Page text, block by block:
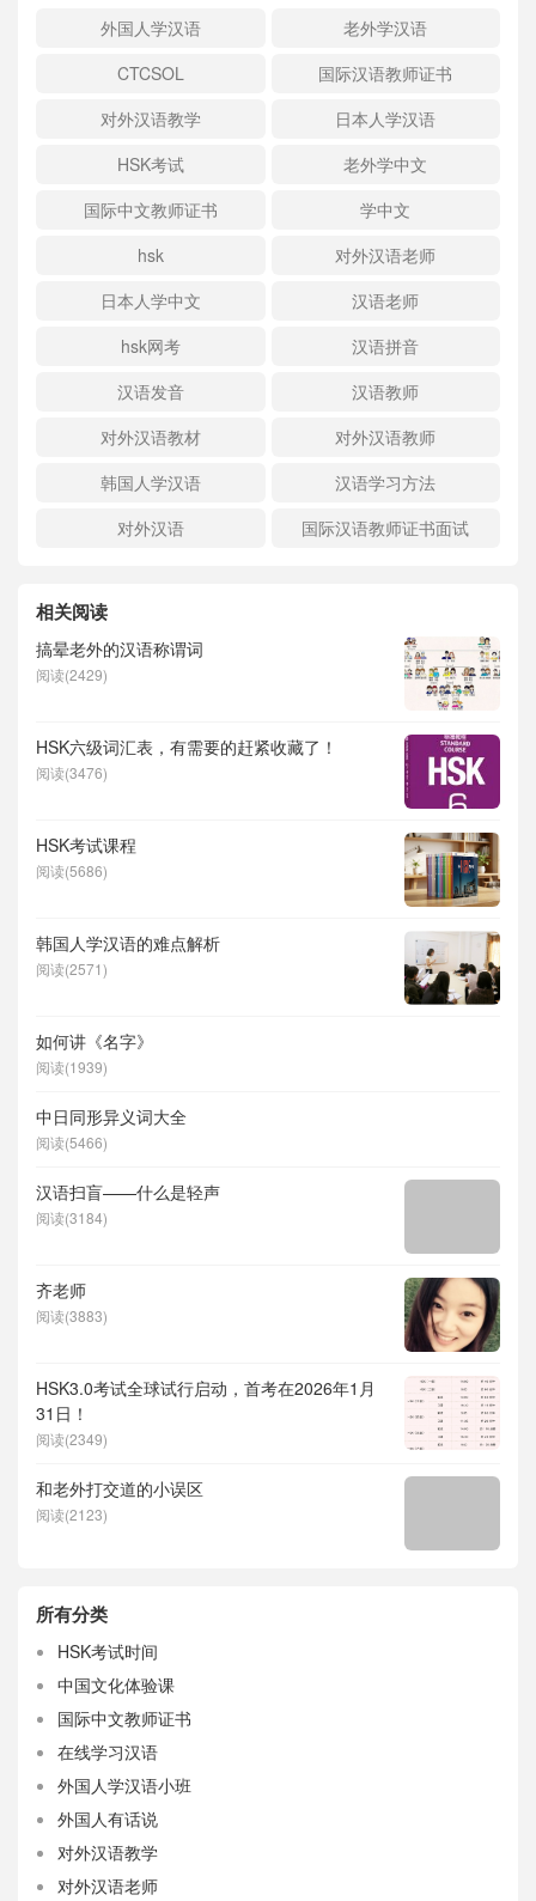
外国人学汉语
老外学汉语
CTCSOL
国际汉语教师证书
对外汉语教学
日本人学汉语
HSK考试
老外学中文
国际中文教师证书
学中文
hsk
对外汉语老师
日本人学中文
汉语老师
hsk网考
汉语拼音
汉语发音
汉语教师
对外汉语教材
对外汉语教师
韩国人学汉语
汉语学习方法
对外汉语
国际汉语教师证书面试
相关阅读
搞晕老外的汉语称谓词
阅读(2429)
HSK六级词汇表，有需要的赶紧收藏了！
阅读(3476)
HSK考试课程
阅读(5686)
韩国人学汉语的难点解析
阅读(2571)
如何讲《名字》
阅读(1939)
中日同形异义词大全
阅读(5466)
汉语扫盲——什么是轻声
阅读(3184)
齐老师
阅读(3883)
HSK3.0考试全球试行启动，首考在2026年1月
31日！
阅读(2349)
和老外打交道的小误区
阅读(2123)
所有分类
HSK考试时间
中国文化体验课
国际中文教师证书
在线学习汉语
外国人学汉语小班
外国人有话说
对外汉语教学
对外汉语老师